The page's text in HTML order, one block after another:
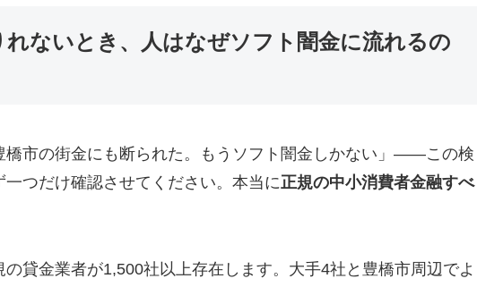
ないとき、人はなぜソフト闇金に流れるの
橋市の街金にも断られた。もうソフト闇金しかない」——この検
つだけ確認させてください。本当に正規の中小消費者金融すべ
貸金業者が1,500社以上存在します。大手4社と豊橋市周辺でよ